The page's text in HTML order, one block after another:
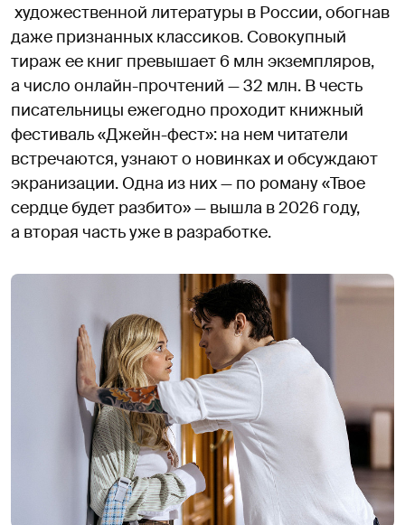
художественной литературы в России, обогнав
даже признанных классиков. Совокупный
тираж ее книг превышает 6 млн экземпляров,
а число онлайн-прочтений — 32 млн. В честь
писательницы ежегодно проходит книжный
фестиваль «Джейн-фест»: на нем читатели
встречаются, узнают о новинках и обсуждают
экранизации. Одна из них — по роману «Твое
сердце будет разбито» — вышла в 2026 году,
а вторая часть уже в разработке.